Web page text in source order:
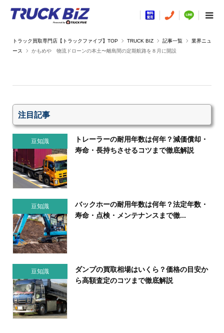
TRUCK BIZ 記事一覧
業界ニュ
ース
かもめや 物流ドローンの本土〜離島間の定期航路を８月に開設
注目記事
豆知識
トレーラーの耐用年数は何年？減価償却・
寿命・長持ちさせるコツまで徹底解説
豆知識
バックホーの耐用年数は何年？法定年数・
寿命・点検・メンテナンスまで徹...
豆知識
ダンプの買取相場はいくら？価格の目安か
ら高額査定のコツまで徹底解説